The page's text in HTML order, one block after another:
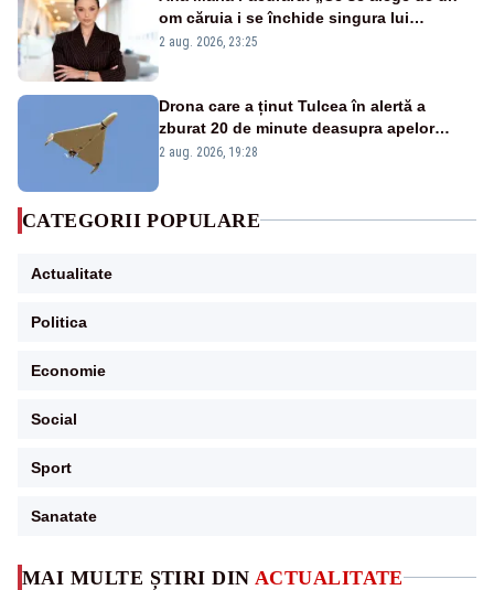
MAI MULTE ȘTIRI DIN ACTUALITATE
om căruia i se închide singura lui
portiță?”
2 aug. 2026, 23:25
Drona care a ținut Tulcea în alertă a
zburat 20 de minute deasupra apelor
României. Au fost ridicate două F-16
2 aug. 2026, 19:28
CATEGORII POPULARE
Actualitate
Politica
Economie
Social
Sport
Sanatate